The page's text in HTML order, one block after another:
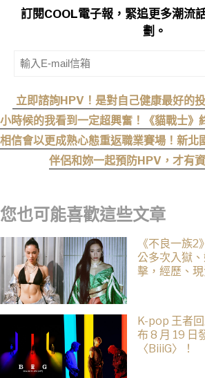
訂閱COOL電子報，緊追更多潮流
劃。
立即諮詢HPV！是對自己健康最好的
晚！
小時候的我看到一定超興奮！《貓戰士》
戲！《Warrior Cats: Clans of the
自創貓咪加入四大部族
相信會以更成熟心態重返職業賽場！新北
盟
伴侶和妳一起預防HPV，才有
您也可能喜歡這些文章
《不良一族
公多次入獄
擊，經歷、
K-pop 王者
布 8 月 19 日
〈BiiiG〉！